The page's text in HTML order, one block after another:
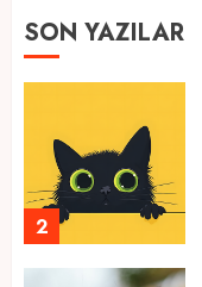
SON YAZILAR
1
2